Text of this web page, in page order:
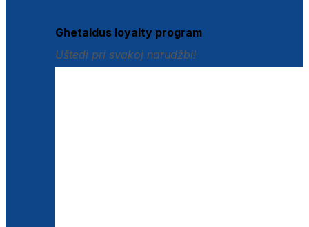
Ghetaldus loyalty program
Uštedi pri svakoj narudžbi!